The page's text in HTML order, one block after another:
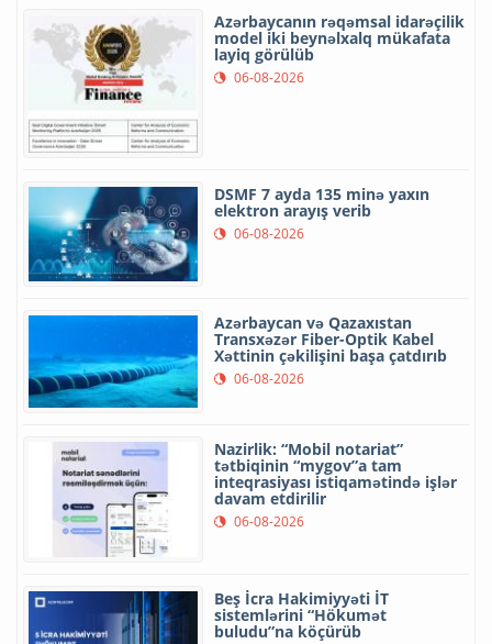
Azərbaycanın rəqəmsal idarəçilik
model iki beynəlxalq mükafata
layiq görülüb
06-08-2026
DSMF 7 ayda 135 minə yaxın
elektron arayış verib
06-08-2026
Azərbaycan və Qazaxıstan
Transxəzər Fiber-Optik Kabel
Xəttinin çəkilişini başa çatdırıb
06-08-2026
Nazirlik: “Mobil notariat”
tətbiqinin “mygov”a tam
inteqrasiyası istiqamətində işlər
davam etdirilir
06-08-2026
Beş İcra Hakimiyyəti İT
sistemlərini “Hökumət
buludu”na köçürüb